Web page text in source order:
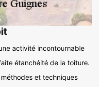
activité incontournable
étanchéité de la toiture.
et techniques